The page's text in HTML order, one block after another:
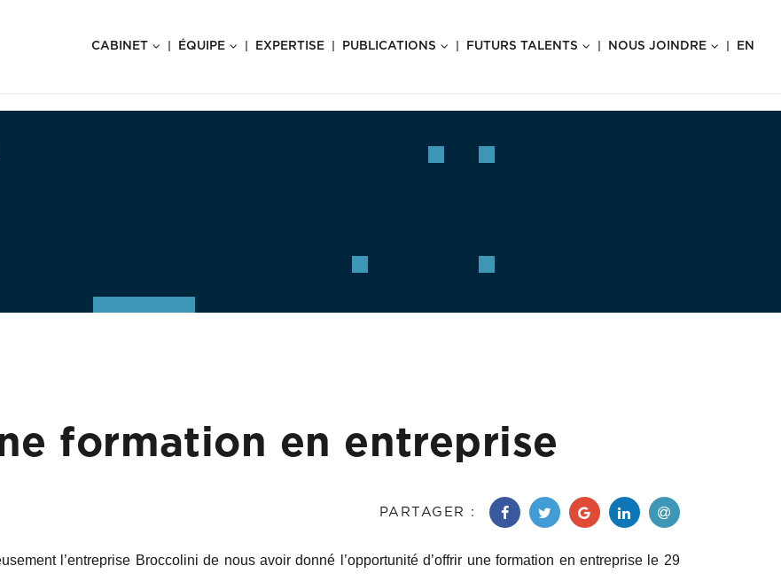
CABINET ÉQUIPE EXPERTISE PUBLICATIONS FUTURS TALENTS NOUS JOINDRE EN
formation en entreprise
PARTAGER :
l’entreprise Broccolini de nous avoir donné l’opportunité d’offrir une formation en entreprise le 29